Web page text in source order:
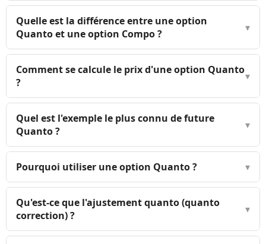
Quelle est la différence entre une option
Quanto et une option Compo ?
▾
Comment se calcule le prix d'une option Quanto
?
▾
Quel est l'exemple le plus connu de future
Quanto ?
▾
Pourquoi utiliser une option Quanto ? ▾
Qu'est-ce que l'ajustement quanto (quanto
correction) ?
▾